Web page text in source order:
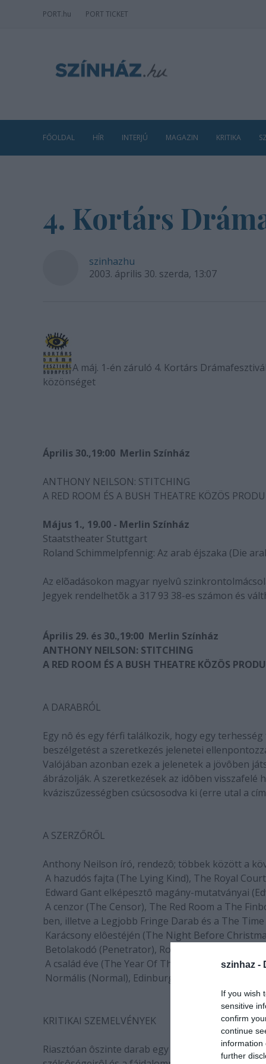
szinhaz -
If you wish
sensitive
confirm
continue
information
further
PORT.hu PORT TICKET
FŐOLDAL HÍR INTERJÚ MAGAZIN KRITIKA
4. Kortárs
szinhazhu
2003. április 30. szerda, 13:07
A máj. 1-én záruló 4. Kortárs
közönséget
Április 30.,19:00  Merlin Színház
ANTHONY NEILSON: STITCHING
A RED ROOM ÉS A BUSH THEATRE KÖZÖS
Május 1., 19.00 - Merlin Színház
Staatstheater Stuttgart
Roland Schimmelpfennig: Az arab éjszaka (Die
Az elõadásokon magyar nyelvû
Jegyek rendelhetõk a 317 93 38-es számon és
Április 29. és 30.,19:00  Merlin Színház
ANTHONY NEILSON: STITCHING
A RED ROOM ÉS A BUSH THEATRE KÖZÖS
A DARABRÓL
Egy nô és egy férfi találkozik, hogy egy
beszélgetést a szeretkezés jelenetei
Valójában azonban ezek a jelenetek a jövôben
ábrázolják. A szeretkezések az idôben
kváziszűzességben csúcsosodva ki (erre utal a
A SZERZŐRŐL
Anthony Neilson író, rendezô; többek között a
 A hazudós fajta (The Lying Kind), The Royal Court
 Edward Gant elképesztô magány-mutatványai
 A cenzor (The Censor), The Red Room a The
ben, illetve a Legjobb Fringe Darab és a The
 Karácsony elôestéjén (The Night Before
 Betolakodó (Penetrator), Royal Court Theatre
 A család éve (The Year Of The Family),
 Normális (Normal), Edinburgh Festival
KRITIKAI SZEMELVÉNYEK
Riasztóan ôszinte darab egy internetes